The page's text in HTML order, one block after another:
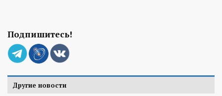
Подпишитесь!
Другие новости